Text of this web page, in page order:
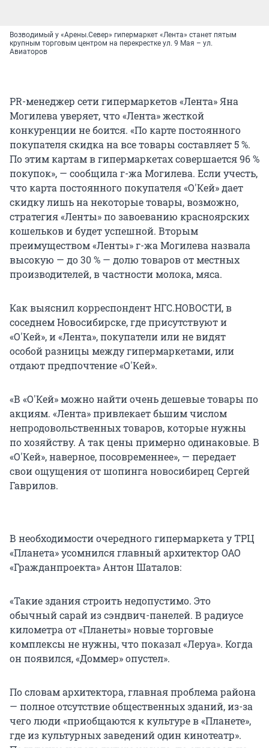
Возводимый у «Арены.Север» гипермаркет «Лента» станет пятым
крупным торговым центром на перекрестке ул. 9 Мая – ул.
Авиаторов
PR-менеджер сети гипермаркетов «Лента» Яна
Могилева уверяет, что «Лента» жесткой
конкуренции не боится. «По карте постоянного
покупателя скидка на все товары составляет 5 %.
По этим картам в гипермаркетах совершается 96 %
покупок», — сообщила г-жа Могилева. Если учесть,
что карта постоянного покупателя «О'Кей» дает
скидку лишь на некоторые товары, возможно,
стратегия «Ленты» по завоеванию красноярских
кошельков и будет успешной. Вторым
преимуществом «Ленты» г-жа Могилева назвала
высокую — до 30 % — долю товаров от местных
производителей, в частности молока, мяса.
Как выяснил корреспондент НГС.НОВОСТИ, в
соседнем Новосибирске, где присутствуют и
«О'Кей», и «Лента», покупатели или не видят
особой разницы между гипермаркетами, или
отдают предпочтение «О'Кей».
«В «О'Кей» можно найти очень дешевые товары по
акциям. «Лента» привлекает бьшим числом
непродовольственных товаров, которые нужны
по хозяйству. А так цены примерно одинаковые. В
«О'Кей», наверное, посовременнее», — передает
свои ощущения от шопинга новосибирец Сергей
Гаврилов.
В необходимости очередного гипермаркета у ТРЦ
«Планета» усомнился главный архитектор ОАО
«Гражданпроекта» Антон Шаталов:
«Такие здания строить недопустимо. Это
обычный сарай из сэндвич-панелей. В радиусе
километра от «Планеты» новые торговые
комплексы не нужны, что показал «Леруа». Когда
он появился, «Доммер» опустел».
По словам архитектора, главная проблема района
— полное отсутствие общественных зданий, из-за
чего люди «приобщаются к культуре в «Планете»,
где из культурных заведений один кинотеатр».